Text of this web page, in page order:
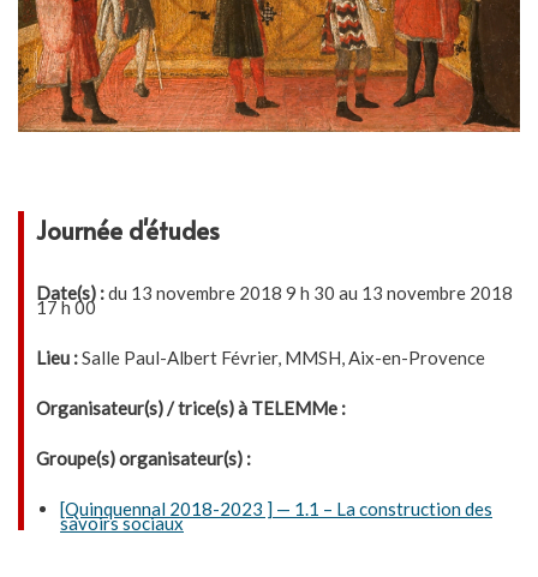
Journée d'études
Date(s) :du 13 novembre 2018 9 h 30 au 13 novembre 2018
17 h 00
Lieu :Salle Paul-Albert Février, MMSH, Aix-en-Provence
Organisateur(s) / trice(s) à TELEMMe :
Groupe(s) organisateur(s) :
[Quinquennal 2018-2023 ] — 1.1 – La construction des
savoirs sociaux